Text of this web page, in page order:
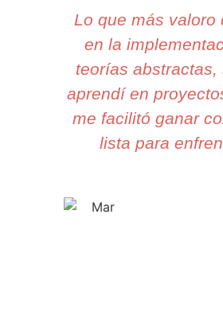
Lo que más valoro
en la
teorías
aprendí en
me facilitó ganar
lista para